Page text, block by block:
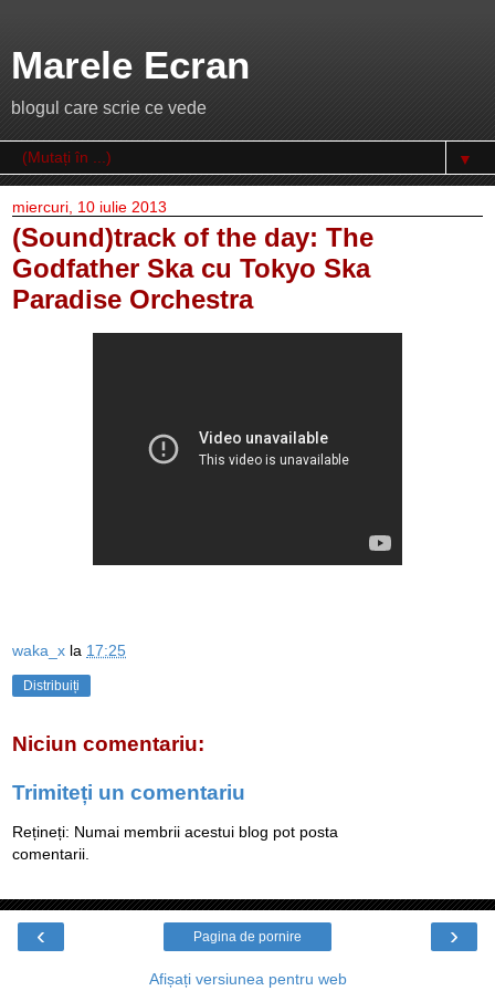
Marele Ecran
blogul care scrie ce vede
▼
miercuri, 10 iulie 2013
(Sound)track of the day: The
Godfather Ska cu Tokyo Ska
Paradise Orchestra
waka_x la 17:25
Distribuiți
Niciun comentariu:
Trimiteți un comentariu
Rețineți: Numai membrii acestui blog pot posta
comentarii.
‹ ›
Pagina de pornire
Afișați versiunea pentru web